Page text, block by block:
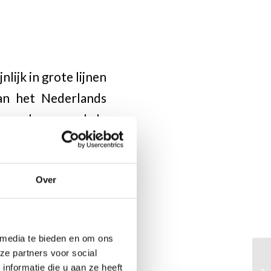
Over
te bieden en om ons
partners voor social
die u aan ze heeft
in grote lijnen
het Nederlands
ook nog enkele